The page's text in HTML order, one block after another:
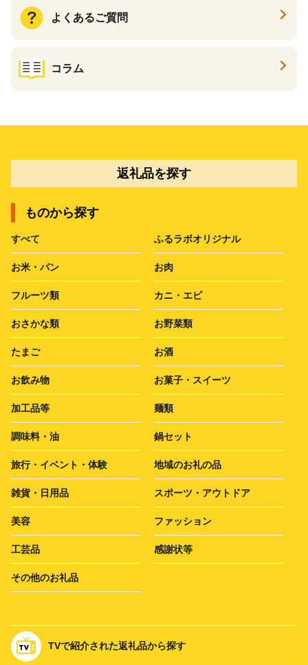
よくあるご質問
コラム
返礼品を探す
ものから探す
すべて ふるラボオリジナル
お米・パン お肉
フルーツ類 カニ・エビ
おさかな類 お野菜類
たまご お酒
お飲み物 お菓子・スイーツ
加工品等 麺類
調味料・油 鍋セット
旅行・イベント・体験 地域のお礼の品
雑貨・日用品 スポーツ・アウトドア
美容 ファッション
工芸品 感謝状等
その他のお礼品
TVで紹介された返礼品から探す